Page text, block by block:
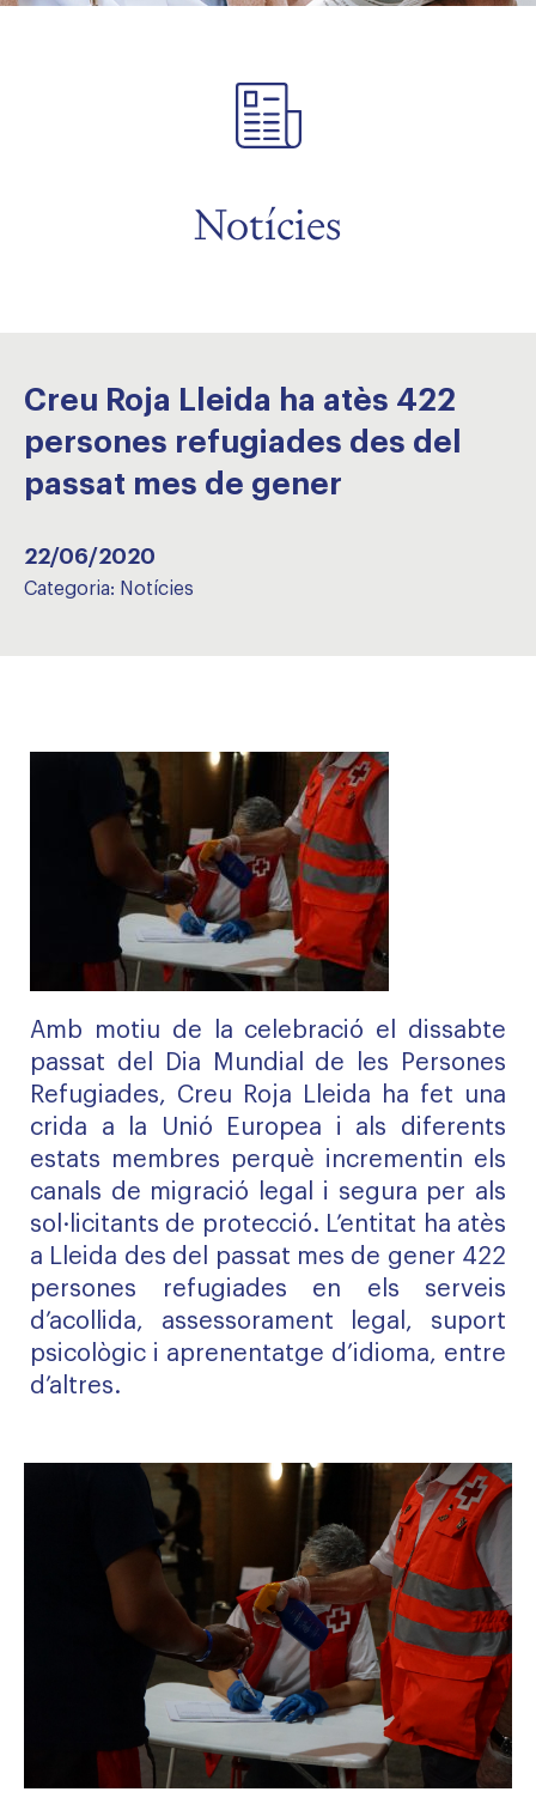
Notícies
Creu Roja Lleida ha atès 422
persones refugiades des del
passat mes de gener
22/06/2020
Categoria: Notícies
Amb motiu de la celebració el dissabte
passat del Dia Mundial de les Persones
Refugiades, Creu Roja Lleida ha fet una
crida a la Unió Europea i als diferents
estats membres perquè incrementin els
canals de migració legal i segura per als
sol·licitants de protecció. L’entitat ha atès
a Lleida des del passat mes de gener 422
persones refugiades en els serveis
d’acollida, assessorament legal, suport
psicològic i aprenentatge d’idioma, entre
d’altres.